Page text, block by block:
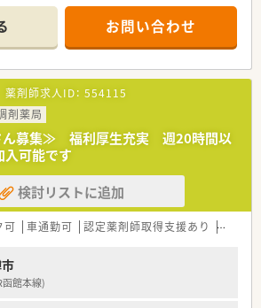
務で社保加入対象です。フルタイムのように
歓迎！
全！研修制度も整っています。経験が浅くて調
、結婚や出産などでブランクある方の復帰も歓
〉
徒歩11分、入船通沿いにある薬局です。
クからの処方箋を応需しており、整形外科、内
など、複数科の処方せんに対応しています。
1日100枚程度で在宅も行っています。
在籍しており余裕のある人員体制で対応してい
お問い合わせ
薬剤師求人ID： 554115
剤薬局
ん募集≫ 福利厚生充実 週20時間以
入可能です
検討リストに追加
可 車通勤可 認定薬剤師取得支援あり 教育制
館本線)